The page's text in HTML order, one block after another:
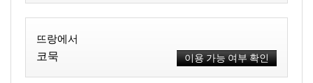
뜨랑에서
코묵 이용 가능 여부 확인